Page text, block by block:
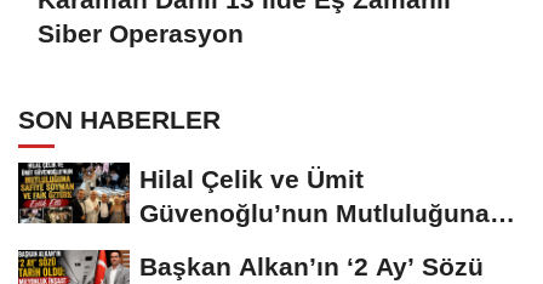
Siber Operasyon
SON HABERLER
Hilal Çelik ve Ümit
Güvenoğlu’nun Mutluluğuna
Başkan Alkan’ın ‘2 Ay’ Sözü